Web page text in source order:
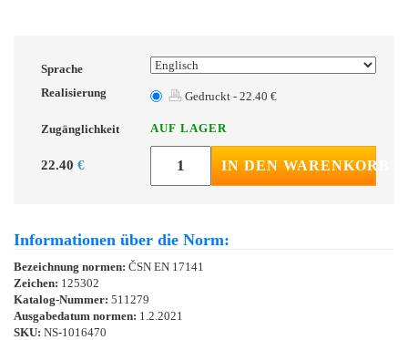
Sprache
Realisierung
Gedruckt - 22.40 €
Zugänglichkeit AUF LAGER
22.40 € IN DEN WARENKORB
Informationen über die Norm:
Bezeichnung normen: ČSN EN 17141
Zeichen: 125302
Katalog-Nummer: 511279
Ausgabedatum normen: 1.2.2021
SKU: NS-1016470